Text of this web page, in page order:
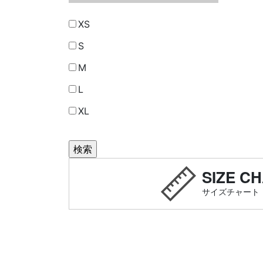
XS
S
M
L
XL
SIZE
サイズチャート